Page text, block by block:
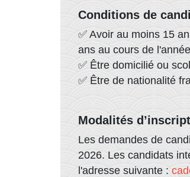
Conditions de
✅ Avoir au moins 15
ans au cours de
✅ Être domicilié ou
✅ Être de nationalité
Modalités
Les demandes de
2026. Les candidats
l'adresse suivante :